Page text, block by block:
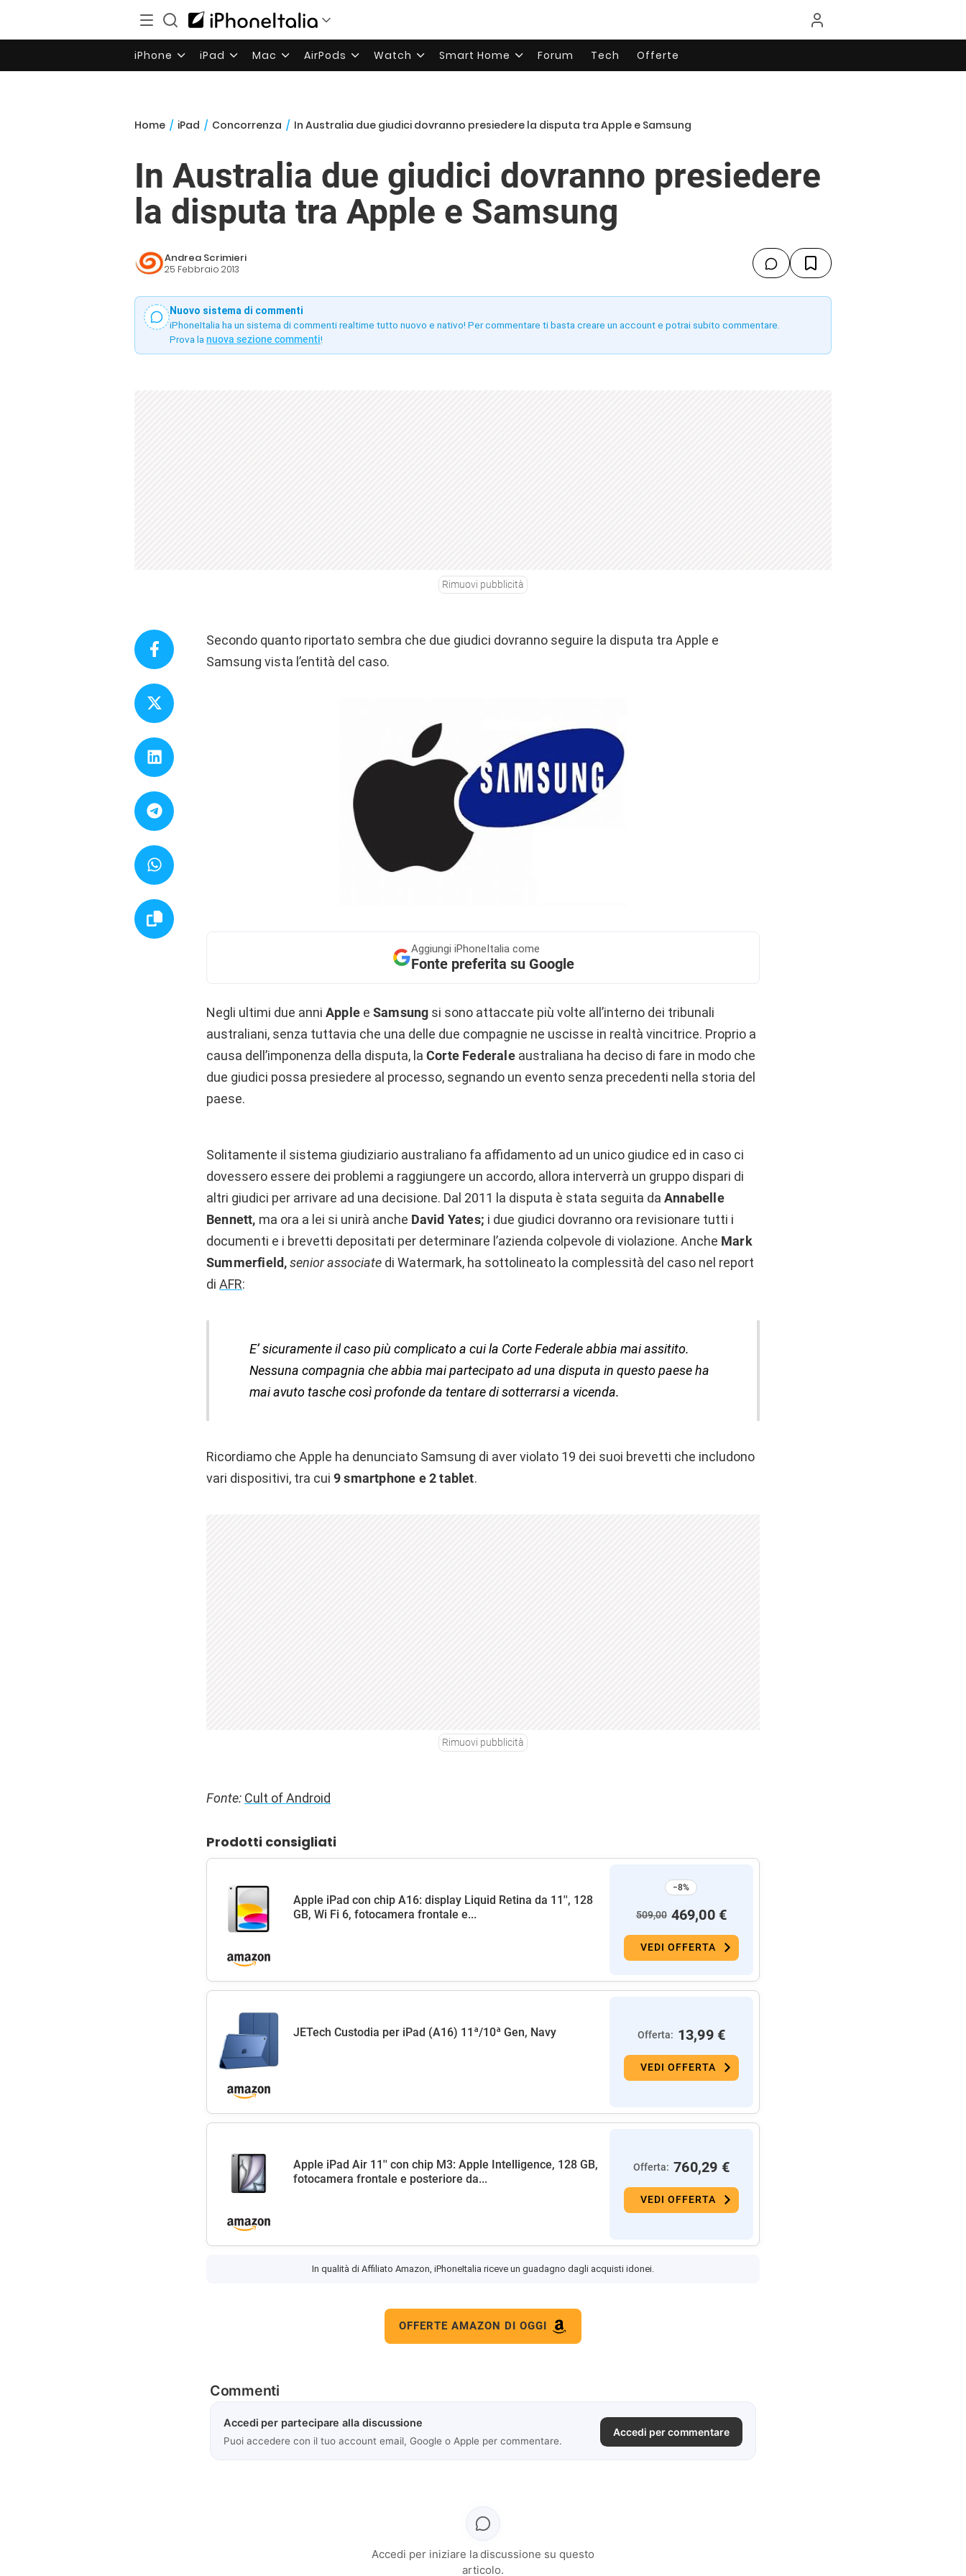
iPhone iPad Mac AirPods Watch Smart Home Forum Tech Offerte
Home / iPad / Concorrenza / In Australia due giudici dovranno presiedere la disputa tra Apple e Samsung
In Australia due giudici dovranno presiedere
la disputa tra Apple e Samsung
Andrea Scrimieri
25 Febbraio 2013
Nuovo sistema di commenti
iPhoneItalia ha un sistema di commenti realtime tutto nuovo e nativo! Per commentare ti basta creare un account e potrai subito commentare.
Prova la nuova sezione commenti!
Rimuovi pubblicità
Secondo quanto riportato sembra che due giudici dovranno seguire la disputa tra Apple e
Samsung vista l’entità del caso.
Aggiungi iPhoneItalia come
Fonte preferita su Google
Negli ultimi due anni Apple e Samsung si sono attaccate più volte all’interno dei tribunali
australiani, senza tuttavia che una delle due compagnie ne uscisse in realtà vincitrice. Proprio a
causa dell’imponenza della disputa, la Corte Federaleaustraliana ha deciso di fare in modo che
due giudici possa presiedere al processo, segnando un evento senza precedenti nella storia del
paese.
Solitamente il sistema giudiziario australiano fa affidamento ad un unico giudice ed in caso ci
dovessero essere dei problemi a raggiungere un accordo, allora interverrà un gruppo dispari di
altri giudici per arrivare ad una decisione. Dal 2011 la disputa è stata seguita da Annabelle
Bennett, ma ora a lei si unirà anche David Yates; i due giudici dovranno ora revisionare tutti i
documenti e i brevetti depositati per determinare l’azienda colpevole di violazione. Anche Mark
Summerfield, senior associate di Watermark, ha sottolineato la complessità del caso nel report
di AFR:
E’ sicuramente il caso più complicato a cui la Corte Federale abbia mai assitito.
Nessuna compagnia che abbia mai partecipato ad una disputa in questo paese ha
mai avuto tasche così profonde da tentare di sotterrarsi a vicenda.
Ricordiamo che Apple ha denunciato Samsung di aver violato 19 dei suoi brevetti che includono
vari dispositivi, tra cui 9 smartphone e 2 tablet.
Rimuovi pubblicità
Fonte: Cult of Android
Prodotti consigliati
Apple iPad con chip A16: display Liquid Retina da 11'', 128
GB, Wi Fi 6, fotocamera frontale e...
−8%
509,00 469,00 €
VEDI OFFERTA
JETech Custodia per iPad (A16) 11ª/10ª Gen, Navy Offerta: 13,99 €
VEDI OFFERTA
Apple iPad Air 11'' con chip M3: Apple Intelligence, 128 GB,
fotocamera frontale e posteriore da...
Offerta: 760,29 €
VEDI OFFERTA
In qualità di Affiliato Amazon, iPhoneItalia riceve un guadagno dagli acquisti idonei.
OFFERTE AMAZON DI OGGI
Commenti
Accedi per partecipare alla discussione
Puoi accedere con il tuo account email, Google o Apple per commentare.
Accedi per commentare
Accedi per iniziare la discussione su questo
articolo.